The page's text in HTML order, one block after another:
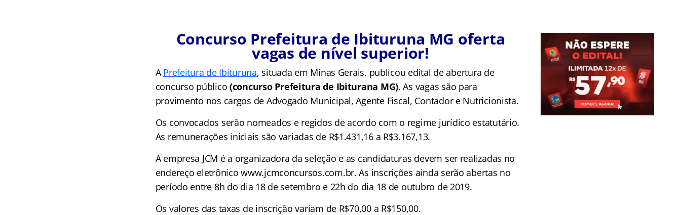
Concurso Prefeitura de Ibituruna MG oferta
vagas de nível superior!
APrefeitura de Ibituruna, situada em Minas Gerais, publicou edital de abertura de
concurso público(concurso Prefeitura de Ibiturana MG). As vagas são para
provimento nos cargos de Advogado Municipal, Agente Fiscal, Contador e Nutricionista.
Os convocados serão nomeados e regidos de acordo com o regime jurídico estatutário.
As remunerações iniciais são variadas de R$1.431,16 a R$3.167,13.
A empresa JCM é a organizadora da seleção e as candidaturas devem ser realizadas no
endereço eletrônico www.jcmconcursos.com.br. As inscrições ainda serão abertas no
período entre 8h do dia 18 de setembro e 22h do dia 18 de outubro de 2019.
Os valores das taxas de inscrição variam de R$70,00 a R$150,00.